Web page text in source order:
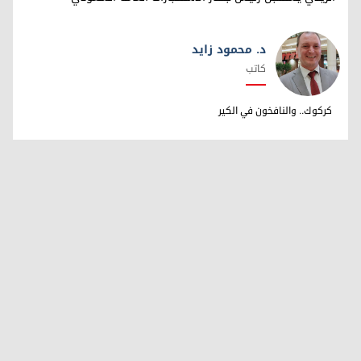
د. محمود زايد
د. محمود زايد
كاتب
كركوك.. والنافخون في الكير